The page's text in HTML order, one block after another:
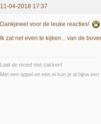
11-04-2018 17:37
Dankjewel voor de leuke reacties!
Ik zat net even te kijken... van de
Laat de moed niet zakken!
Met een appel en een ei kun je al bijna